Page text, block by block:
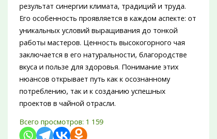
результат синергии климата, традиций и труда.
Его особенность проявляется в каждом аспекте: от
уникальных условий выращивания до тонкой
работы мастеров. Ценность высокогорного чая
заключается в его натуральности, благородстве
вкуса и пользе для здоровья. Понимание этих
нюансов открывает путь как к осознанному
потреблению, так и к созданию успешных
проектов в чайной отрасли.
Всего просмотров: 1 159